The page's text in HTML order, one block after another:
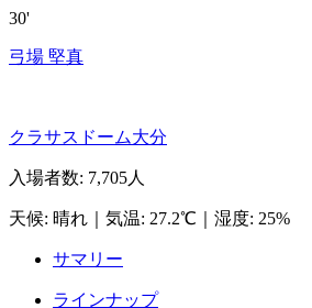
30'
弓場 堅真
クラサスドーム大分
入場者数: 7,705人
天候: 晴れ 気温: 27.2℃ 湿度: 25%
サマリー
ラインナップ